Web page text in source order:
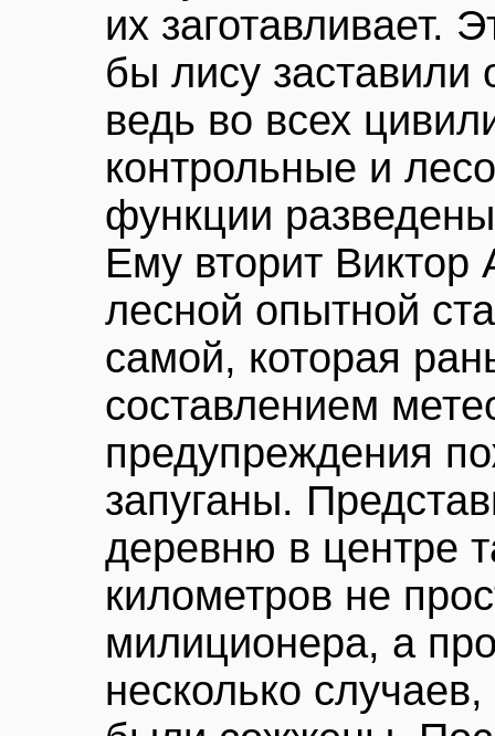
их заготавливает.
бы лису заставили
ведь во всех
контрольные и
функции
Ему вторит Виктор
лесной опытной
самой, которая
составлением
предупреждения
запуганы.
деревню в центре
километров не
милиционера, а
несколько